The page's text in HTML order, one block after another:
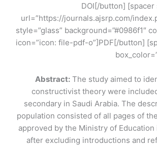
dot-circle-o”]DOI[/button]
url=”https://journals.ajsrp.com/
style=”glass” background=”#0986f1″
icon=”icon: file-pdf-o”]PDF[/button]
Abstract: The study aimed to
constructivist theory were
secondary in Saudi Arabia. The
population consisted of all pages of
approved by the Ministry of
after excluding introductions and